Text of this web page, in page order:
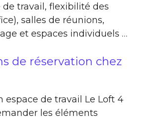
de travail, flexibilité des
salles de réunions,
et espaces individuels …
de réservation chez
espace de travail Le Loft 4
les éléments